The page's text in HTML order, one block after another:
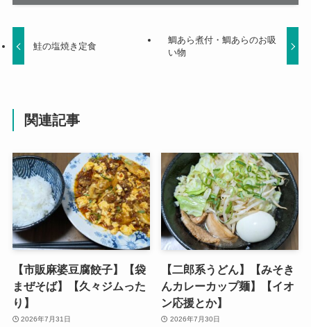
鮭の塩焼き定食
鯛あら煮付・鯛あらのお吸
い物
関連記事
【市販麻婆豆腐餃子】【袋
まぜそば】【久々ジムった
り】
2026年7月31日
【二郎系うどん】【みそき
んカレーカップ麺】【イオ
ン応援とか】
2026年7月30日